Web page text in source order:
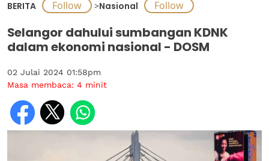
BERITA >Nasional
Selangor dahului sumbangan KDNK
dalam ekonomi nasional - DOSM
02 Julai 2024 01:58pm
Masa membaca: 4 minit